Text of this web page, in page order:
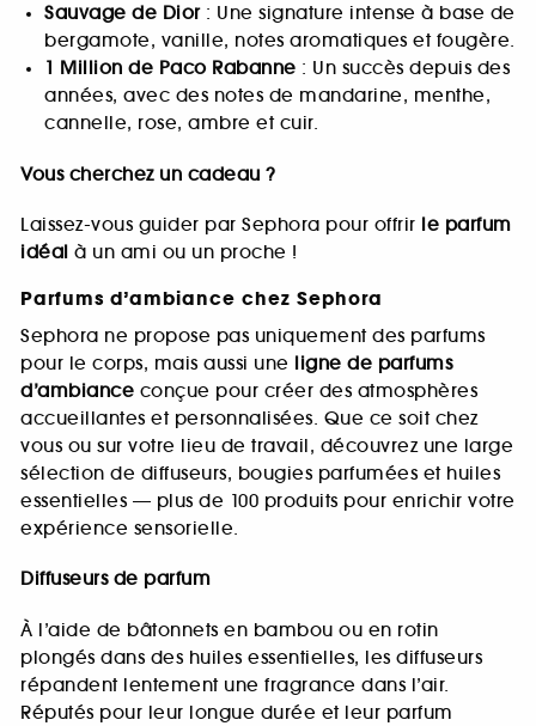
Sauvage de Dior: Une signature intense à base de
bergamote, vanille, notes aromatiques et fougère.
1 Million de Paco Rabanne : Un succès depuis des
années, avec des notes de mandarine, menthe,
cannelle, rose, ambre et cuir.
Vous cherchez un cadeau ?
Laissez-vous guider par Sephora pour offrir le parfum
idéal à un ami ou un proche !
Parfums d’ambiance chez Sephora
Sephora ne propose pas uniquement des parfums
pour le corps, mais aussi une ligne de parfums
d’ambiance conçue pour créer des atmosphères
accueillantes et personnalisées. Que ce soit chez
vous ou sur votre lieu de travail, découvrez une large
sélection de diffuseurs, bougies parfumées et huiles
essentielles — plus de 100 produits pour enrichir votre
expérience sensorielle.
Diffuseurs de parfum
À l’aide de bâtonnets en bambou ou en rotin
plongés dans des huiles essentielles, les diffuseurs
répandent lentement une fragrance dans l’air.
Réputés pour leur longue durée et leur parfum